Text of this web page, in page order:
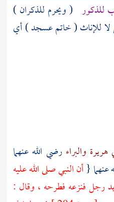
للذكور ( ويحرم للذكران )
لا للإناث ( خاتم عسجد ) أي
هريرة والبراءرضي الله عنهما
عنهما {أن النبي صلى الله عليه
رجل فنزعه فطرحه ، وقال :